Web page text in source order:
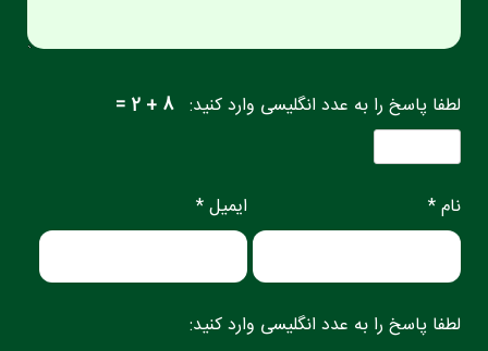
لطفا پاسخ را به عدد انگلیسی وارد کنید: 8 + 2 =
نام * ایمیل *
لطفا پاسخ را به عدد انگلیسی وارد کنید: